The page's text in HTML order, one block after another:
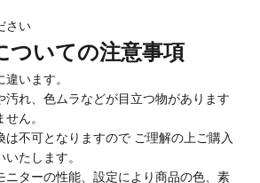
さい
ついての注意事項
います。
汚れ、色ムラなどが目立つ物があります
ん。
は不可となりますので ご理解の上ご購入
たします。
ニターの性能、設定により商品の色、素